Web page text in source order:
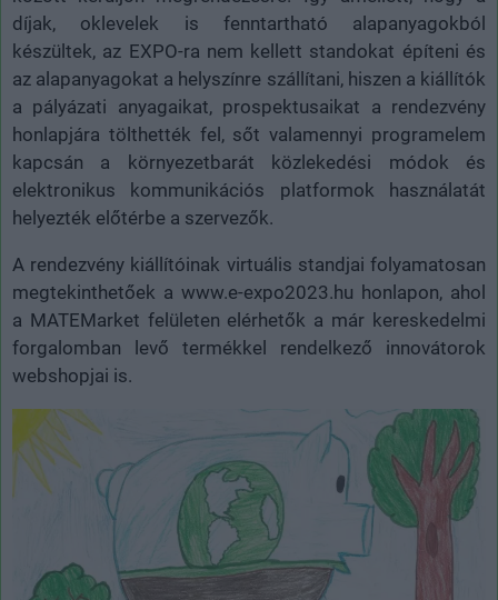
díjak, oklevelek is fenntartható alapanyagokból
készültek, az EXPO-ra nem kellett standokat építeni és
az alapanyagokat a helyszínre szállítani, hiszen a kiállítók
a pályázati anyagaikat, prospektusaikat a rendezvény
honlapjára tölthették fel, sőt valamennyi programelem
kapcsán a környezetbarát közlekedési módok és
elektronikus kommunikációs platformok használatát
helyezték előtérbe a szervezők.
A rendezvény kiállítóinak virtuális standjai folyamatosan
megtekinthetőek a www.e-expo2023.hu honlapon, ahol
a MATEMarket felületen elérhetők a már kereskedelmi
forgalomban levő termékkel rendelkező innovátorok
webshopjai is.